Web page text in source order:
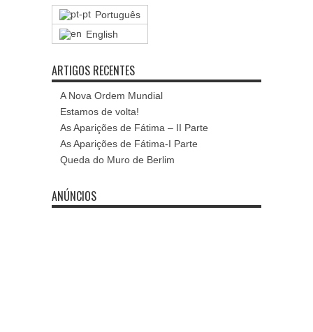
Português
English
ARTIGOS RECENTES
A Nova Ordem Mundial
Estamos de volta!
As Aparições de Fátima – II Parte
As Aparições de Fátima-I Parte
Queda do Muro de Berlim
ANÚNCIOS